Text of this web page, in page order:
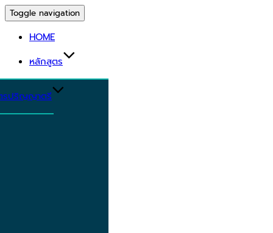
Toggle navigation
HOME
หลักสูตร
รปริญญาตรี